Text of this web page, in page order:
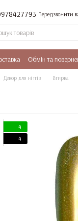
Передзвонити
Обмін та
Декор для нігтів Втирка
4
4